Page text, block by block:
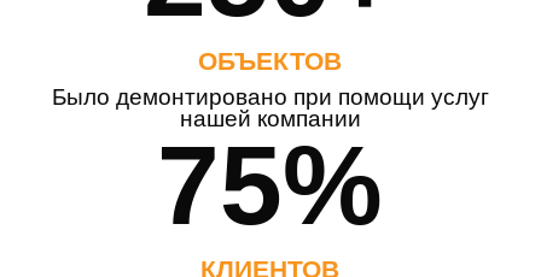
ОБЪЕКТОВ
Было демонтировано при помощи услуг
нашей компании
75%
КЛИЕНТОВ